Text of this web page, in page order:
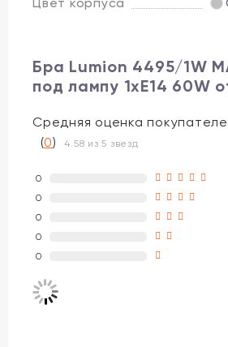
Бра Lumion 4495/1W
под лампу 1xE14 60W
Средняя оценка
(0)4.58 из 5 звезд
0
0
0
0
0